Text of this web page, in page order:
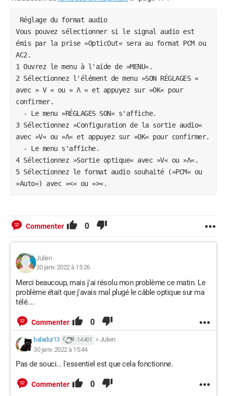
Réglage du format audio
Vous pouvez sélectionner si le signal audio est
émis par la prise »OpticOut« sera au format PCM ou
AC2.
1 Ouvrez le menu à l'aide de »MENU«.
2 Sélectionnez l'élément de menu »SON RÉGLAGES «
avec » V « ou » Λ « et appuyez sur »OK« pour
confirmer.
  - Le menu »RÉGLAGES SON« s'affiche.
3 Sélectionnez »Configuration de la sortie audio«
avec »V« ou »Λ« et appuyez sur »OK« pour confirmer.
  - Le menu s'affiche.
4 Sélectionnez »Sortie optique« avec »V« ou »Λ«.
5 Sélectionnez le format audio souhaité (»PCM« ou
»Auto«) avec »<« ou »>«.
Commenter 0
Julien
30 janv. 2022 à 15:26
Merci beaucoup, mais j'ai résolu mon problème ce matin. Le
problème était que j'avais mal plugé le câble optique sur ma
télé....
Commenter 0
baladur13 14 401 > Julien
30 janv. 2022 à 15:44
Pas de souci... l'essentiel est que cela fonctionne.
Commenter 0